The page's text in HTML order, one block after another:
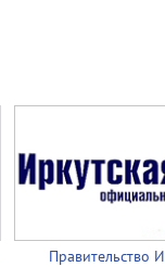
Правительство